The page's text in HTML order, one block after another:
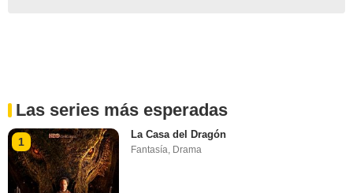
Las series más esperadas
1
La Casa del Dragón
Fantasía, Drama